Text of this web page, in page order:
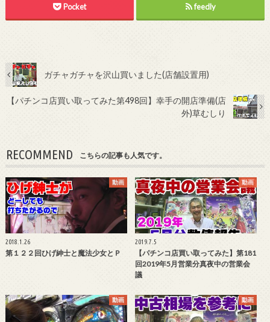
Pocket feedly
ガチャガチャを沢山買いました(店舗設置用)
【パチンコ店買い取ってみた第498回】幸手の開店準備(店
外)草むしり
RECOMMEND こちらの記事も人気です。
動画
2018.1.26
第１２２回ひげ紳士と魔法少女とＰ
動画
2019.7.5
【パチンコ店買い取ってみた】第181
回2019年5月営業分真夜中の営業会
議
動画 動画